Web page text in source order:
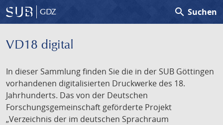
GDZ search Suchen
VD18 digital
In dieser Sammlung finden Sie die in der SUB Göttingen
vorhandenen digitalisierten Druckwerke des 18.
Jahrhunderts. Das von der Deutschen
Forschungsgemeinschaft geförderte Projekt
„Verzeichnis der im deutschen Sprachraum